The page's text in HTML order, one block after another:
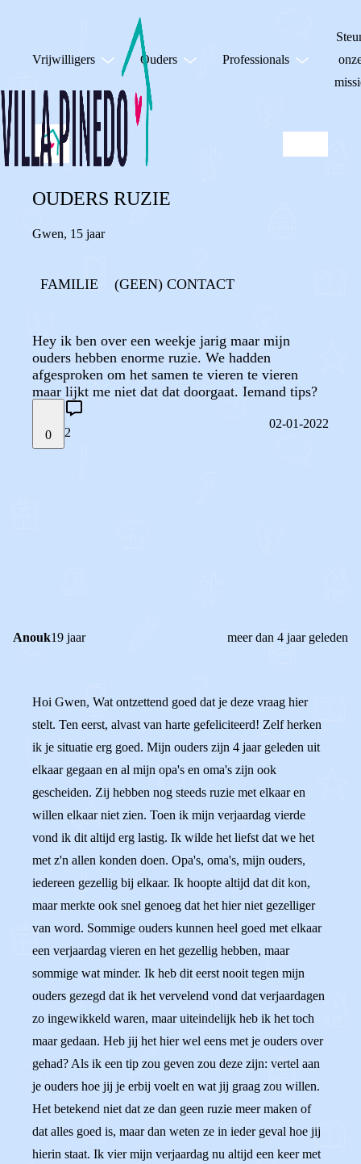
Vrijwilligers Ouders Professionals
OUDERS RUZIE
Gwen, 15 jaar
FAMILIE (GEEN) CONTACT
Hey ik ben over een weekje jarig maar mijn
ouders hebben enorme ruzie. We hadden
afgesproken om het samen te vieren te vieren
maar lijkt me niet dat dat doorgaat. Iemand tips?
0 2
02-01-2022
Anouk19 jaar meer dan 4 jaar geleden
Hoi Gwen, Wat ontzettend goed dat je deze vraag hier
stelt. Ten eerst, alvast van harte gefeliciteerd! Zelf herken
ik je situatie erg goed. Mijn ouders zijn 4 jaar geleden uit
elkaar gegaan en al mijn opa's en oma's zijn ook
gescheiden. Zij hebben nog steeds ruzie met elkaar en
willen elkaar niet zien. Toen ik mijn verjaardag vierde
vond ik dit altijd erg lastig. Ik wilde het liefst dat we het
met z'n allen konden doen. Opa's, oma's, mijn ouders,
iedereen gezellig bij elkaar. Ik hoopte altijd dat dit kon,
maar merkte ook snel genoeg dat het hier niet gezelliger
van word. Sommige ouders kunnen heel goed met elkaar
een verjaardag vieren en het gezellig hebben, maar
sommige wat minder. Ik heb dit eerst nooit tegen mijn
ouders gezegd dat ik het vervelend vond dat verjaardagen
zo ingewikkeld waren, maar uiteindelijk heb ik het toch
maar gedaan. Heb jij het hier wel eens met je ouders over
gehad? Als ik een tip zou geven zou deze zijn: vertel aan
je ouders hoe jij je erbij voelt en wat jij graag zou willen.
Het betekend niet dat ze dan geen ruzie meer maken of
dat alles goed is, maar dan weten ze in ieder geval hoe jij
hierin staat. Ik vier mijn verjaardag nu altijd een keer met